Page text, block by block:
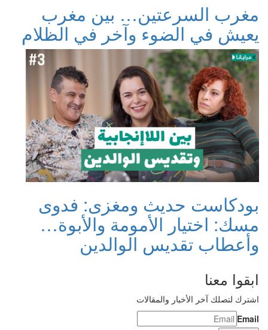
مغرب السرعتين… بين مغرب
يعيش في الضوء وآخر في الظلام
بودكاست حديث ومغزى: فدوى
مسك: اختيار الأمومة والأبوة…
وأعطاب تقديس الوالدين
ابقوا معنا
اشترك لتصلك آخر الأخبار والمقالات
Email